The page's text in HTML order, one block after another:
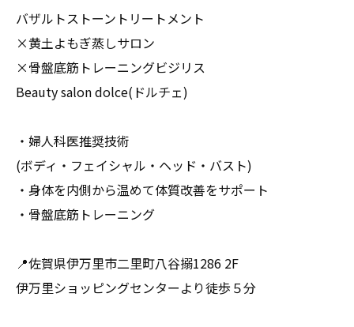
バザルトストーントリートメント
×黄土よもぎ蒸しサロン
×骨盤底筋トレーニングビジリス
Beauty salon dolce(ドルチェ)
・婦人科医推奨技術
(ボディ・フェイシャル・ヘッド・バスト)
・身体を内側から温めて体質改善をサポート
・骨盤底筋トレーニング
📍佐賀県伊万里市二里町八谷搦1286 2F
伊万里ショッピングセンターより徒歩５分